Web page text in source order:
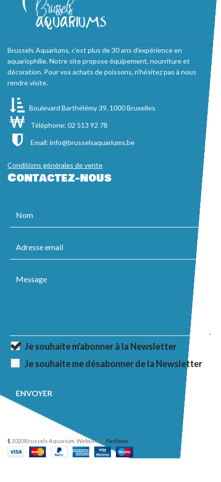
Brussels Aquariums, c'est plus de 30 ans d'expérience en
aquariophilie. Notre site propose équipement, nourriture et
décoration. Pour vos achats de poissons, n'hésitez pas à nous
rendre visite.
Boulevard Barthélémy 39, 1000 Bruxelles
Téléphone: 02 513 92 78
Email: info@brusselsaquariums.be
Conditions générales de vente
Contactez-nous
Je souhaite m'abonner à la Newsletter
Je souhaite me désabonner de la Newsletter
2020 Brussels Aquarium. Website byFastlane